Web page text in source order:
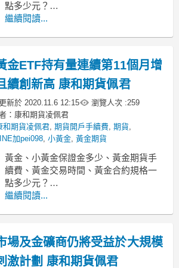
點多少元？
-----------------------------------------------------
MoneyDJ新聞 2020-11-11 07:55:21 記者
繼續閱讀...
金ETF持有量連續第11個月增
續創新高 康和期貨佩君
新於 2020.11.6 12:15 瀏覽人次 :259
：康和期貨凌佩君
和期貨凌佩君, 期貨開戶手續費, 期貨,
加pei098, 小黃金, 黃金期貨
黃金、小黃金保證金多少、黃金期貨手
續費、黃金交易時間、黃金合約規格一
點多少元？
-----------------------------------------------------
MoneyDJ新聞 2020-11-06 10:21:33 記者
繼續閱讀...
場及金礦商仍將受益於大規模
激計劃 康和期貨佩君